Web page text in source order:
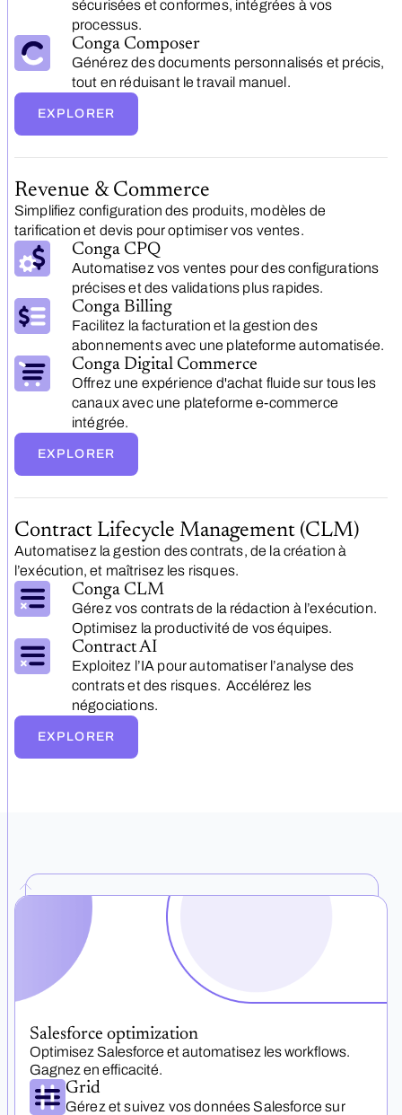
sécurisées et conformes, intégrées à vos
processus.
Conga Composer
Générez des documents personnalisés et précis,
tout en réduisant le travail manuel.
EXPLORER
Revenue & Commerce
Simplifiez configuration des produits, modèles de
tarification et devis pour optimiser vos ventes.
Conga CPQ
Automatisez vos ventes pour des configurations
précises et des validations plus rapides.
Conga Billing
Facilitez la facturation et la gestion des
abonnements avec une plateforme automatisée.
Conga Digital Commerce
Offrez une expérience d'achat fluide sur tous les
canaux avec une plateforme e-commerce
intégrée.
EXPLORER
Contract Lifecycle Management (CLM)
Automatisez la gestion des contrats, de la création à
l’exécution, et maîtrisez les risques.
Conga CLM
Gérez vos contrats de la rédaction à l’exécution.
Optimisez la productivité de vos équipes.
Contract AI
Exploitez l’IA pour automatiser l’analyse des
contrats et des risques. Accélérez les
négociations.
EXPLORER
Salesforce optimization
Optimisez Salesforce et automatisez les workflows.
Gagnez en efficacité.
Grid
Gérez et suivez vos données Salesforce sur